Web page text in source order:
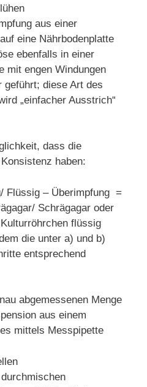
aus einer
eine Nährbodenplatte
ebenfalls in einer
mit engen Windungen
geführt; diese Art des
„einfacher Ausstrich“
dass die
haben:
– Überimpfung =
Schrägagar oder
flüssig
die unter a) und b)
entsprechend
abgemessenen Menge
aus einem
mittels Messpipette